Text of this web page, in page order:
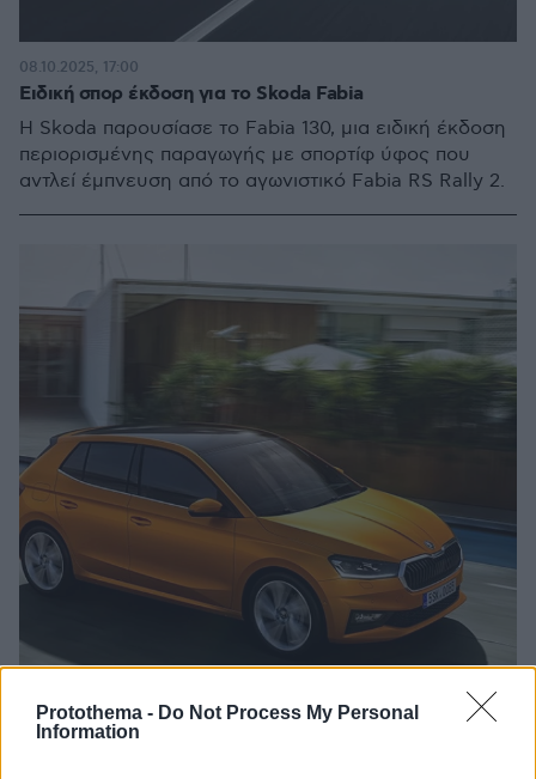
Protothema - Do Not Process My Personal
Information
Ειδική σπορ έκδοση για το Skoda Fabia
Η Skoda παρουσίασε το Fabia 130, μια ειδική έκδοση
περιορισμένης παραγωγής με σπορτίφ ύφος που
αντλεί έμπνευση από το αγωνιστικό Fabia RS Rally 2.
08.10.2025, 17:00